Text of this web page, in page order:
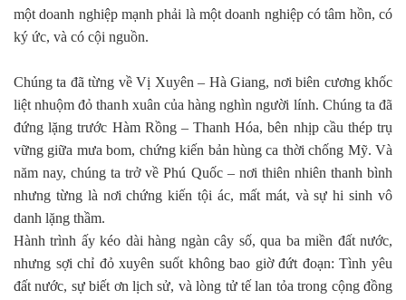
một doanh nghiệp mạnh phải là một doanh nghiệp có tâm hồn, có
ký ức, và có cội nguồn.
Chúng ta đã từng về Vị Xuyên – Hà Giang, nơi biên cương khốc
liệt nhuộm đỏ thanh xuân của hàng nghìn người lính. Chúng ta đã
đứng lặng trước Hàm Rồng – Thanh Hóa, bên nhịp cầu thép trụ
vững giữa mưa bom, chứng kiến bản hùng ca thời chống Mỹ. Và
năm nay, chúng ta trở về Phú Quốc – nơi thiên nhiên thanh bình
nhưng từng là nơi chứng kiến tội ác, mất mát, và sự hi sinh vô
danh lặng thầm.
Hành trình ấy kéo dài hàng ngàn cây số, qua ba miền đất nước,
nhưng sợi chỉ đỏ xuyên suốt không bao giờ đứt đoạn: Tình yêu
đất nước, sự biết ơn lịch sử, và lòng tử tế lan tỏa trong cộng đồng